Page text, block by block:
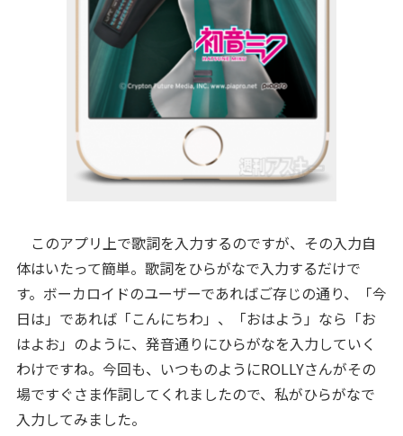
このアプリ上で歌詞を入力するのですが、その入力自
体はいたって簡単。歌詞をひらがなで入力するだけで
す。ボーカロイドのユーザーであればご存じの通り、「今
日は」であれば「こんにちわ」、「おはよう」なら「お
はよお」のように、発音通りにひらがなを入力していく
わけですね。今回も、いつものようにROLLYさんがその
場ですぐさま作詞してくれましたので、私がひらがなで
入力してみました。